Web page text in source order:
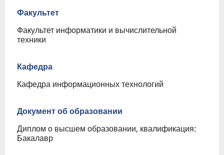
Факультет
Факультет информатики и вычислительной
техники
Кафедра
Кафедра информационных технологий
Документ об образовании
Диплом о высшем образовании, квалификация:
Бакалавр